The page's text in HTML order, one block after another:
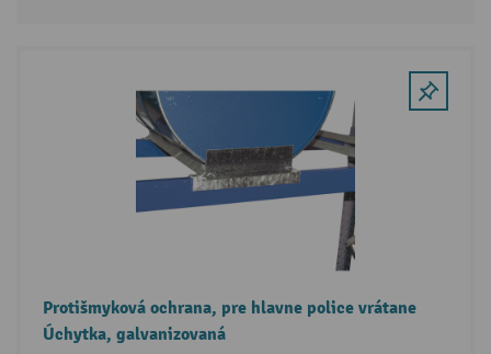
Protišmyková ochrana, pre hlavne police vrátane
Úchytka, galvanizovaná